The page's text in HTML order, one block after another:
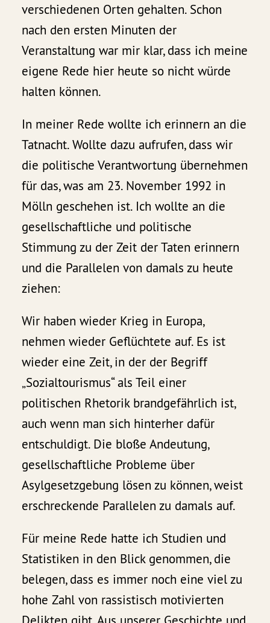
verschiedenen Orten gehalten. Schon
nach den ersten Minuten der
Veranstaltung war mir klar, dass ich meine
eigene Rede hier heute so nicht würde
halten können.
In meiner Rede wollte ich erinnern an die
Tatnacht. Wollte dazu aufrufen, dass wir
die politische Verantwortung übernehmen
für das, was am 23. November 1992 in
Mölln geschehen ist. Ich wollte an die
gesellschaftliche und politische
Stimmung zu der Zeit der Taten erinnern
und die Parallelen von damals zu heute
ziehen:
Wir haben wieder Krieg in Europa,
nehmen wieder Geflüchtete auf. Es ist
wieder eine Zeit, in der der Begriff
„Sozialtourismus“ als Teil einer
politischen Rhetorik brandgefährlich ist,
auch wenn man sich hinterher dafür
entschuldigt. Die bloße Andeutung,
gesellschaftliche Probleme über
Asylgesetzgebung lösen zu können, weist
erschreckende Parallelen zu damals auf.
Für meine Rede hatte ich Studien und
Statistiken in den Blick genommen, die
belegen, dass es immer noch eine viel zu
hohe Zahl von rassistisch motivierten